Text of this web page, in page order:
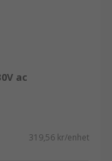
ac
319,56 kr/enhet